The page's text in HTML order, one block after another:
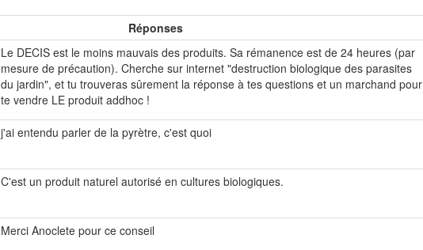
Réponses
Le DECIS est le moins mauvais des produits. Sa rémanence est de 24 heures (par
mesure de précaution). Cherche sur internet "destruction biologique des parasites
du jardin", et tu trouveras sûrement la réponse à tes questions et un marchand pour
te vendre LE produit addhoc !
j'ai entendu parler de la pyrètre, c'est quoi
C'est un produit naturel autorisé en cultures biologiques.
Merci Anoclete pour ce conseil